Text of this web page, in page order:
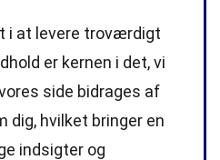
i at levere troværdigt
er kernen i det, vi
side bidrages af
dig, hvilket bringer en
indsigter og